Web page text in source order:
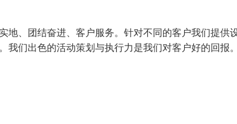
地、团结奋进、客户服务。针对不同的客户我们提供
我们出色的活动策划与执行力是我们对客户好的回报